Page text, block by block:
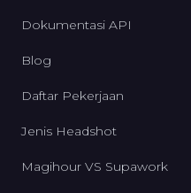
Dokumentasi API
Blog
Daftar Pekerjaan
Jenis Headshot
Magihour VS Supawork